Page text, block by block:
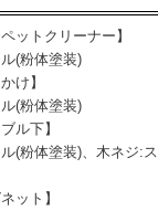
ペットクリーナー】
(粉体塗装)
け】
(粉体塗装)
ル下】
(粉体塗装)、木ネジ:
ット】